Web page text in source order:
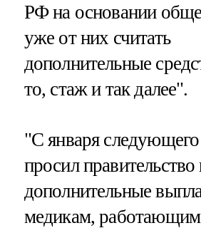
РФ на основании
уже от них считать
дополнительные
то, стаж и так далее".
"С января следующего
просил правительство
дополнительные
медикам,